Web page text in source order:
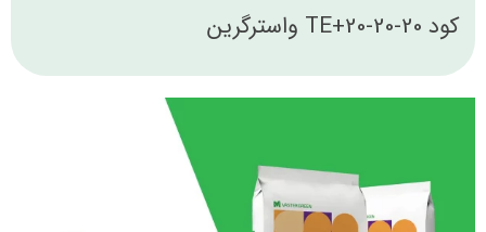
کود 20-20-20+TE واسترگرین